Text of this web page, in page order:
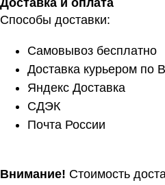
Доставка и оплата
Способы доставки:
Самовывоз бесплатно
Доставка курьером по
Яндекс Доставка
СДЭК
Почта России
Внимание! Стоимость